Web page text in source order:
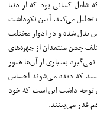
کسانی بود که از دنیا
تجلیل می‌کند. آیین نکوداشت
بدل شده و در ادوار مختلف
جشن منتقدان از چهره‌های
بسیاری از آن‌ها هنوز
که دیده می‌شوند احساس
توجه داشت این است که خود
قدر می‌بینند.